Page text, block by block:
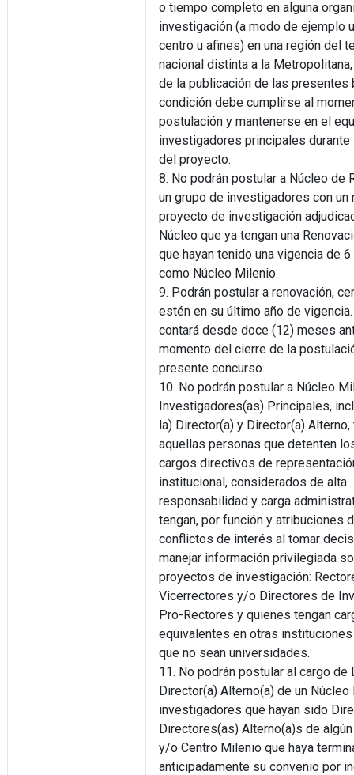
o tiempo completo en alguna
investigación (a modo de ejemplo
centro u afines) en una región del
nacional distinta a la
de la publicación de las presentes
condición debe cumplirse al
postulación y mantenerse en el
investigadores principales durante
del proyecto.
8. No podrán postular a Núcleo de
un grupo de investigadores con un
proyecto de investigación
Núcleo que ya tengan una
que hayan tenido una vigencia de
como Núcleo Milenio.
9. Podrán postular a renovación,
estén en su último año de
contará desde doce (12) meses
momento del cierre de la
presente concurso.
10. No podrán postular a Núcleo
Investigadores(as) Principales,
la) Director(a) y Director(a)
aquellas personas que detenten
cargos directivos de
institucional, considerados de alta
responsabilidad y carga
tengan, por función y atribuciones
conflictos de interés al tomar
manejar información privilegiada
proyectos de investigación:
Vicerrectores y/o Directores de
Pro-Rectores y quienes tengan
equivalentes en otras
que no sean universidades.
11. No podrán postular al cargo de
Director(a) Alterno(a) de un Núcleo
investigadores que hayan sido
Directores(as) Alterno(a)s de
y/o Centro Milenio que haya
anticipadamente su convenio por